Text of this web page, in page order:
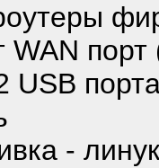
WAN порт
USB
-